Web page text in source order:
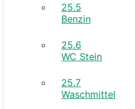
25.5
Benzin
25.6
WC Stein
25.7
Waschmittel